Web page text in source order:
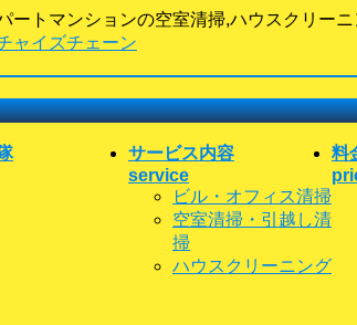
ートマンションの空室清掃,ハウスクリー
サービス内容
service
ビル・オフィス清掃
空室清掃・引越し清
掃
ハウスクリーニング
料